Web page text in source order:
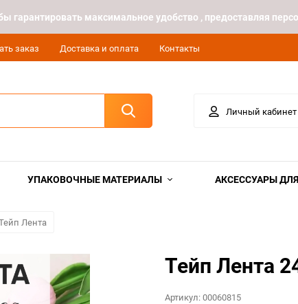
гарантировать максимальное удобство , предоставляя
заказ Доставка и оплата Контакты
Личный кабинет
УПАКОВОЧНЫЕ МАТЕРИАЛЫ АКСЕССУАРЫ
Лента
Тейп Лента
Артикул:00060815